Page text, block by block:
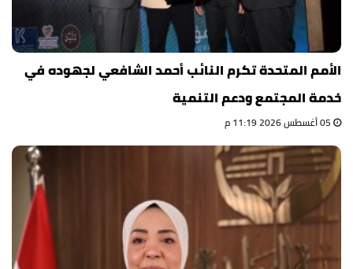
الأمم المتحدة تكرم النائب أحمد الشافعي لجهوده في
خدمة المجتمع ودعم التنمية